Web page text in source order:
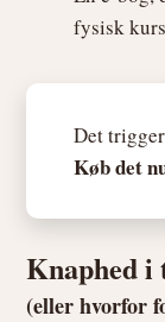
fysisk
Det
Køb det
Knaphed i
(eller hvorfor